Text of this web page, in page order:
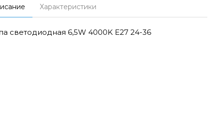
Характеристики
светодиодная 6,5W 4000K E27 24-36